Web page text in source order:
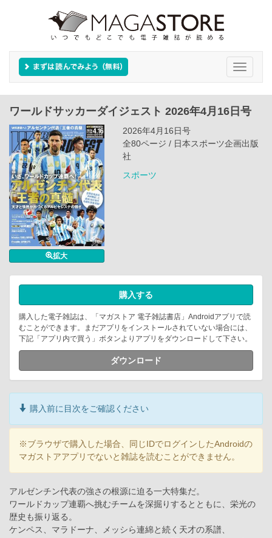
Toggle
ワールドサッカーダイジェスト 2026年4月16日号
拡大
2026年4月16日号
全80ページ / 日本スポーツ企画出版
社
スポーツ
購入する
購入した電子雑誌は、「マガストア 電子雑誌書店」Androidアプリで読
むことができます。まだアプリをインストールされていない場合には、
下記「アプリ内で買う」ボタンよりアプリをダウンロードして下さい。
ダウンロード
購入前に目次をご確認ください
※ブラウザで購入した場合、同じIDでログインしたAndroidの
マガストアアプリでないと雑誌を読むことができません。
アルゼンチン代表の強さの根源に迫る一大特集だ。
ワールドカップ連覇へ挑むチームを深掘りするとともに、栄光の
歴史も振り返る。
ケンペス、マラドーナ、メッシら連綿と続く天才の系譜、